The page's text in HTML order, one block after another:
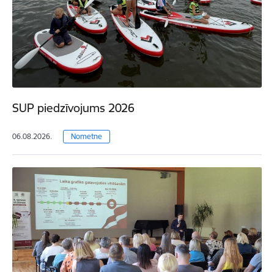
SUP piedzīvojums 2026
06.08.2026. Nometne